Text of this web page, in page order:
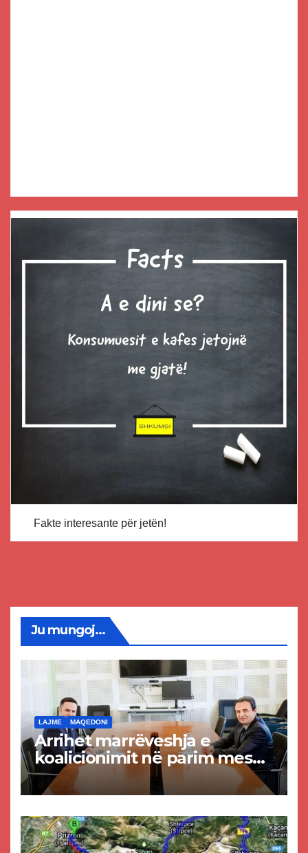
Fakte interesante për jetën!
Ju mungoj...
LAJME MAQEDONI
Arrihet marrëveshja e
koalicionimit në parim mes
Kurtit dhe Abdixhikut